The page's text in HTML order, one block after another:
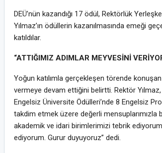
DEÜ’nün kazandığı 17 ödül, Rektörlük
Yılmaz’ın ödüllerin kazanılmasında emeği
katıldılar.
“ATTIĞIMIZ ADIMLAR MEYVESİNİ
Yoğun katılımla gerçekleşen törende
vermeye devam ettiğini belirtti. Rektör Yılmaz,
Engelsiz Üniversite Ödülleri’nde 8 Engelsiz
takdim etmek üzere değerli mensuplarımızla
akademik ve idari birimlerimizi tebrik
ediyorum. Gurur duyuyoruz” dedi.